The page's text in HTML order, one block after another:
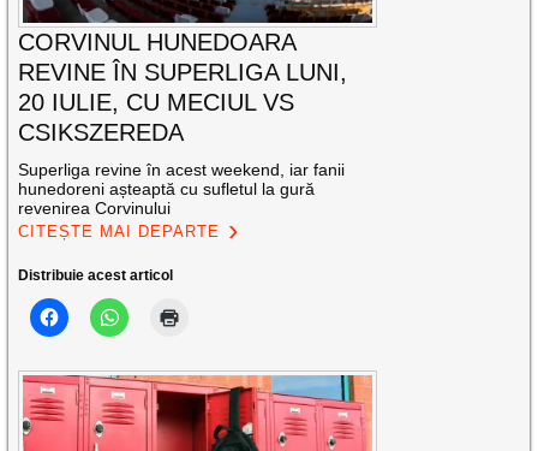
CORVINUL HUNEDOARA
REVINE ÎN SUPERLIGA LUNI,
20 IULIE, CU MECIUL VS
CSIKSZEREDA
Superliga revine în acest weekend, iar fanii
hunedoreni așteaptă cu sufletul la gură
revenirea Corvinului
CITEȘTE MAI DEPARTE
Distribuie acest articol